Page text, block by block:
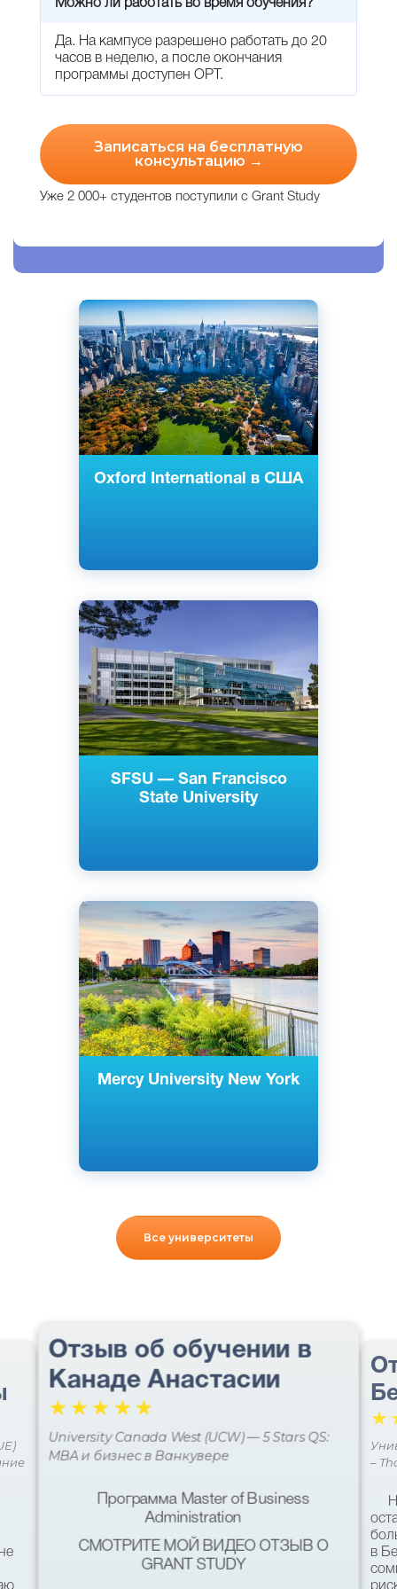
Можно ли работать во время обучения?
Да. На кампусе разрешено работать до 20
часов в неделю, а после окончания
программы доступен OPT.
Записаться на бесплатную
консультацию →
Уже 2 000+ студентов поступили с Grant Study
Oxford International в США
Английский
Нью-Йорк, Кентукки, Калифорния,
Сан- Франциско, США
Частный
SFSU — San Francisco
State University
Английский
Сан-Франциско, США
Частный
Mercy University New York
Английский
Нью-Йорк, США
Частный
Все университеты
Отзыв об обучении в
Канаде Анастасии
☆☆☆ ☆☆
University Canada West (UCW) — 5 Stars QS:
MBA и бизнес в Ванкувере
Программа Master of Business
Administration
СМОТРИТЕ МОЙ ВИДЕО ОТЗЫВ О
GRANT STUDY
☆
–
в